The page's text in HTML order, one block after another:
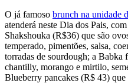
O já famoso brunch na unidade
atenderá neste Dia dos Pais,
Shakshouka (R$36) que são
temperado, pimentões, salsa,
torradas de sourdough; a Babka
chantilly, morango e mirtilo,
Blueberry pancakes (R$ 43) que